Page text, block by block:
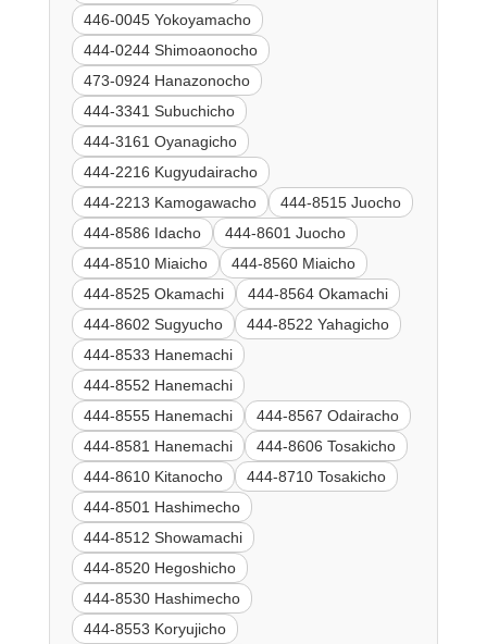
446-0045 Yokoyamacho
444-0244 Shimoaonocho
473-0924 Hanazonocho
444-3341 Subuchicho
444-3161 Oyanagicho
444-2216 Kugyudairacho
444-2213 Kamogawacho
444-8515 Juocho
444-8586 Idacho
444-8601 Juocho
444-8510 Miaicho
444-8560 Miaicho
444-8525 Okamachi
444-8564 Okamachi
444-8602 Sugyucho
444-8522 Yahagicho
444-8533 Hanemachi
444-8552 Hanemachi
444-8555 Hanemachi
444-8567 Odairacho
444-8581 Hanemachi
444-8606 Tosakicho
444-8610 Kitanocho
444-8710 Tosakicho
444-8501 Hashimecho
444-8512 Showamachi
444-8520 Hegoshicho
444-8530 Hashimecho
444-8553 Koryujicho